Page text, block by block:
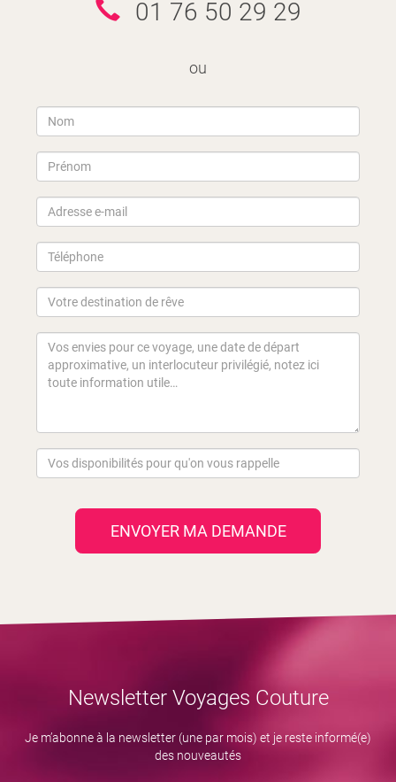
01 76 50 29 29
ou
ENVOYER MA DEMANDE
Newsletter Voyages Couture
Je m’abonne à la newsletter (une par mois) et je reste informé(e)
des nouveautés